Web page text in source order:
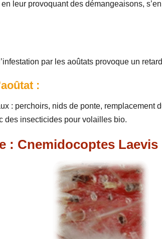
leur provoquant des démangeaisons,
par les aoûtats provoque un
:
: perchoirs, nids de ponte, remplacement
des insecticides pour volailles bio.
: Cnemidocoptes Laevis